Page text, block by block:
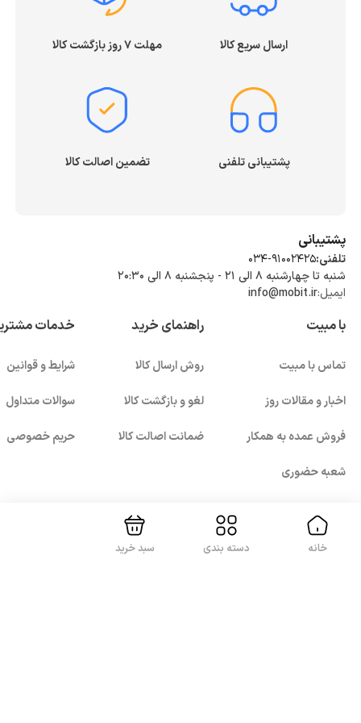
ارسال سریع کالا مهلت ۷ روز بازگشت کالا
پشتیبانی تلفنی تضمین اصالت کالا
پشتیبانی
تلفنی:034-91002425
شنبه تا چهارشنبه ۸ الی ۲۱ - پنجشنبه 8 الی ۲۰:۳۰
ایمیل:info@mobit.ir
با مبیت
تماس با مبیت
اخبار و مقالات روز
فروش عمده به همکار
شعبه حضوری
راهنمای خرید
روش ارسال کالا
لغو و بازگشت کالا
ضمانت اصالت کالا
خدمات
شرایط و قوانین
سوالات متداول
حریم خصوصی
با ما همراه باشید
خانه دسته بندی سبد خرید